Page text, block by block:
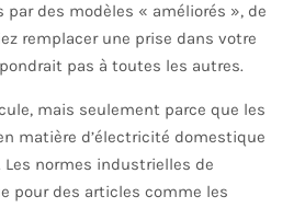
par des modèles « améliorés », de
remplacer une prise dans votre
pas à toutes les autres.
mais seulement parce que les
matière d’électricité domestique
normes industrielles de
pour des articles comme les